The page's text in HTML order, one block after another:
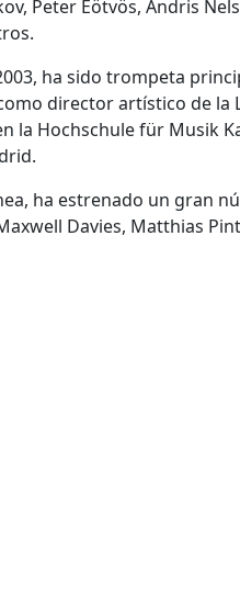
Peter Eötvös, Andris
ha sido trompeta
director artístico de la
la Hochschule für Musik
ha estrenado un gran
Davies, Matthias